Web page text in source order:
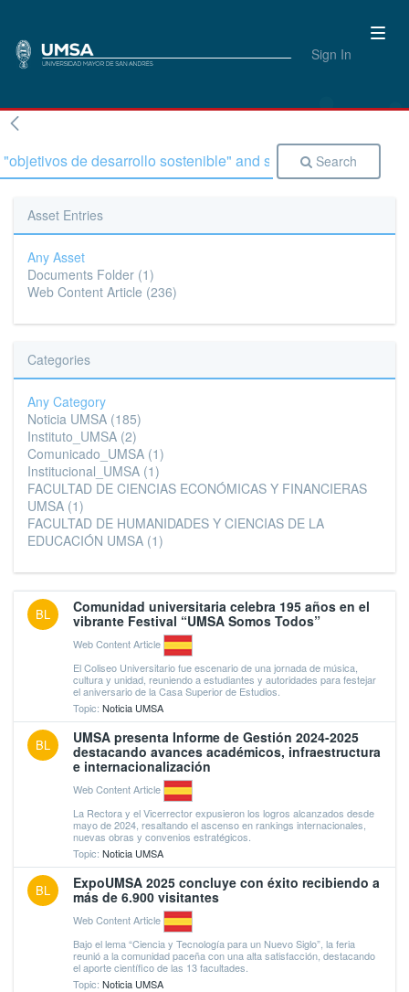
Sign In
Search
Asset Entries
Any Asset
Documents Folder (1)
Web Content Article (236)
Categories
Any Category
Noticia UMSA (185)
Instituto_UMSA (2)
Comunicado_UMSA (1)
Institucional_UMSA (1)
FACULTAD DE CIENCIAS ECONÓMICAS Y FINANCIERAS
UMSA (1)
FACULTAD DE HUMANIDADES Y CIENCIAS DE LA
EDUCACIÓN UMSA (1)
BL
Comunidad universitaria celebra 195 años en el
vibrante Festival “UMSA Somos Todos”
Web Content Article
El Coliseo Universitario fue escenario de una jornada de música,
cultura y unidad, reuniendo a estudiantes y autoridades para festejar
el aniversario de la Casa Superior de Estudios.
Topic: Noticia UMSA
BL
UMSA presenta Informe de Gestión 2024-2025
destacando avances académicos, infraestructura
e internacionalización
Web Content Article
La Rectora y el Vicerrector expusieron los logros alcanzados desde
mayo de 2024, resaltando el ascenso en rankings internacionales,
nuevas obras y convenios estratégicos.
Topic: Noticia UMSA
BL
ExpoUMSA 2025 concluye con éxito recibiendo a
más de 6.900 visitantes
Web Content Article
Bajo el lema “Ciencia y Tecnología para un Nuevo Siglo”, la feria
reunió a la comunidad paceña con una alta satisfacción, destacando
el aporte científico de las 13 facultades.
Topic: Noticia UMSA